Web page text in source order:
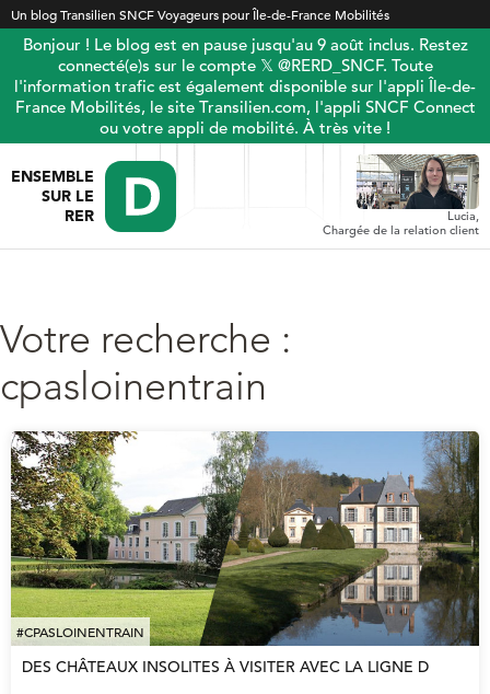
Un blog Transilien SNCF Voyageurs pour Île-de-France Mobilités
Bonjour ! Le blog est en pause jusqu'au 9 août inclus. Restez
connecté(e)s sur le compte 𝕏 @RERD_SNCF. Toute
l'information trafic est également disponible sur l'appli Île-de-
France Mobilités, le site Transilien.com, l'appli SNCF Connect
ou votre appli de mobilité. À très vite !
ENSEMBLE
SUR LE
RER
Lucia,
Chargée de la relation client
Votre recherche :
cpasloinentrain
#CPASLOINENTRAIN
DES CHÂTEAUX INSOLITES À VISITER AVEC LA LIGNE D